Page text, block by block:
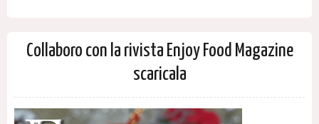
Collaboro con la rivista Enjoy Food Magazine
scaricala